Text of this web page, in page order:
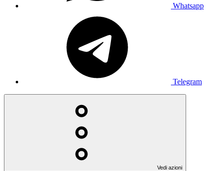
Whatsapp
Telegram
Vedi azioni